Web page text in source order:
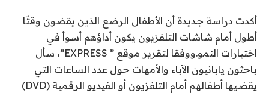
أكدت دراسة جديدة أن الأطفال الرضع الذين يقضون وقتًا
أطول أمام شاشات التلفزيون يكون أداؤهم أسوأ في
اختبارات النمو.ووفقا لتقرير موقع ” EXPRESS”، سأل
باحثون يابانيون الآباء والأمهات حول عدد الساعات التي
يقضيها أطفالهم أمام التلفزيون أو الفيديو الرقمية (DVD)